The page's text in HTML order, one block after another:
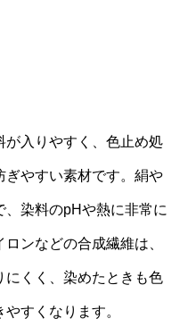
が入りやすく、色止め処
ぎやすい素材です。絹や
、染料のpHや熱に非常に
ンなどの合成繊維は、
にくく、染めたときも色
すくなります。